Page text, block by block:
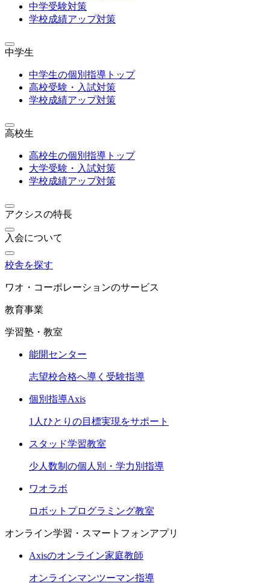
中学受験対策
学校成績アップ対策
中学生
中学生の個別指導トップ
高校受験・入試対策
学校成績アップ対策
高校生
高校生の個別指導トップ
大学受験・入試対策
学校成績アップ対策
アクシスの特長
入会について
校舎を探す
ワオ・コーポレーションのサービス
教育事業
学習塾・教室
能開センター
志望校合格へ導く受験指導
個別指導Axis
1人ひとりの目標実現をサポート
スタッド学習教室
少人数制の個人別・学力別指導
ワオラボ
ロボットプログラミング教室
オンライン学習・スマートフォンアプリ
Axisのオンライン家庭教師
オンラインマンツーマン指導